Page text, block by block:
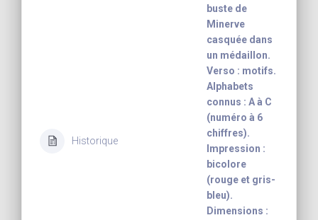
Historique
buste de
Minerve
casquée dans
un médaillon.
Verso : motifs.
Alphabets
connus : A à C
(numéro à 6
chiffres).
Impression :
bicolore
(rouge et gris-
bleu).
Dimensions :